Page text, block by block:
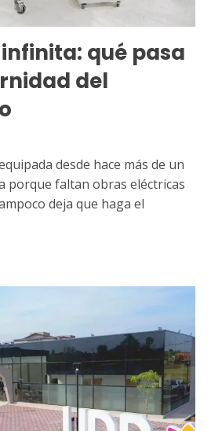
qué pasa
del
desde hace más de un
porque faltan obras eléctricas
deja que haga el